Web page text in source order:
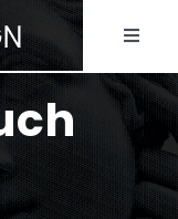
Toggle